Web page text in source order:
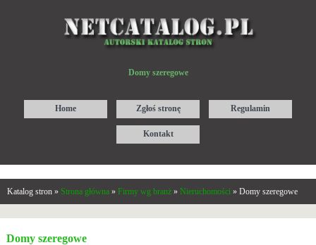
Domy szeregowe
Home Zgłoś stronę Regulamin
Kontakt
Katalog stron » Strona główna » Firmy wg branż » Nieruchomości » Domy szeregowe
Domy szeregowe